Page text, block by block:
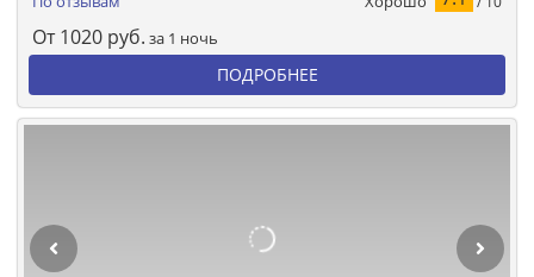
От 1020 руб. за 1 ночь
ПОДРОБНЕЕ